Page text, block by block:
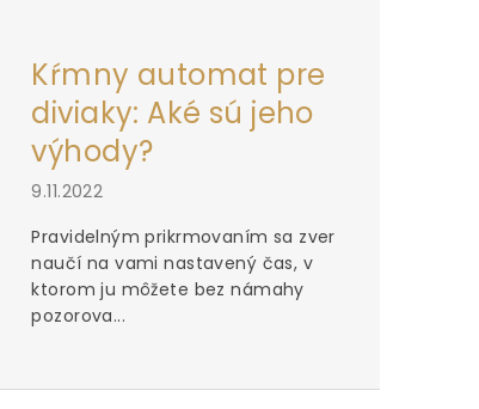
Kŕmny automat pre
diviaky: Aké sú jeho
výhody?
9.11.2022
Pravidelným prikrmovaním sa zver
naučí na vami nastavený čas, v
ktorom ju môžete bez námahy
pozorova...